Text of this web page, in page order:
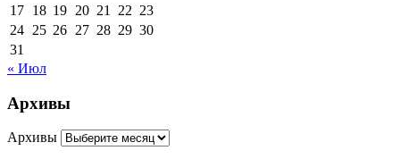
17 18 19 20 21 22 23
24 25 26 27 28 29 30
31
« Июл
Архивы
Архивы